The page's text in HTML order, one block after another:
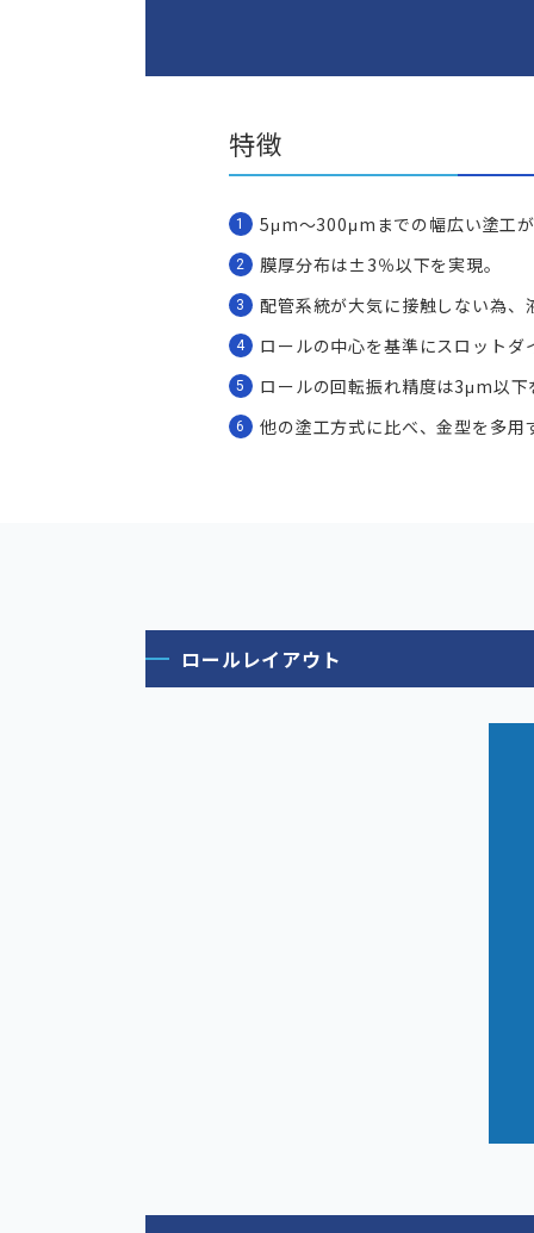
特徴
5μm～300μmまでの幅広い塗工
膜厚分布は±3％以下を実現。
配管系統が大気に接触しない為
ロールの中心を基準にスロット
ロールの回転振れ精度は3μm以
他の塗工方式に比べ、金型を多用
ロールレイアウト